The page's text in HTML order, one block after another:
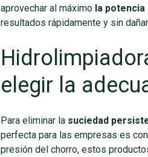
aprovechar al máximo la potencia
resultados rápidamente y sin
elegir la
Para eliminar la suciedad
perfecta para las empresas es
presión del chorro, estos